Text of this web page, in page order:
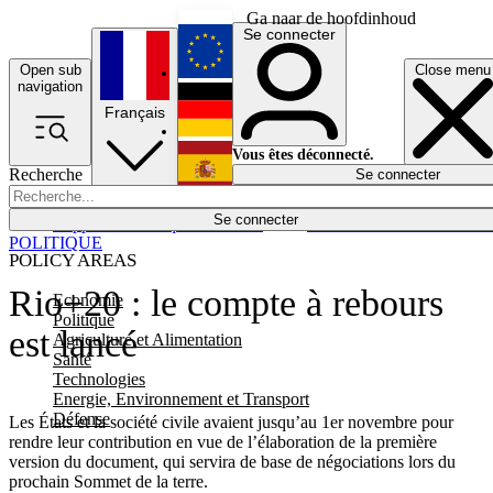
Ga naar de hoofdinhoud
Open sub
navigation
Close menu
Recherche
Se connecter
POLICY AREAS
Economie
Politique
Agriculture et Alimentation
Santé
Technologies
Energie, Environnement et Transport
Défense
Économie
Français
English
Deutsch
Español
Se connecter
Vous êtes déconnecté.
Se connecter
Rio+20 : le compte à rebours
est lancé
Les États et la société civile avaient jusqu’au 1er novembre pour
rendre leur contribution en vue de l’élaboration de la première
version du document, qui servira de base de négociations lors du
prochain Sommet de la terre.
POLITIQUE